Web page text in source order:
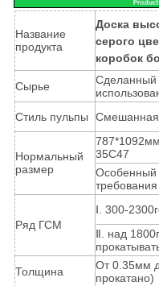
Название
продукта
Доска
серого
коробок
Сырье
Сделанный
Стиль пульпы
Смешанная
Нормальный
размер
35С47
Особенный
Ряд ГСМ
Ⅰ. 300-
Ⅱ. над
Толщина
От 0.35мм
прокатано)